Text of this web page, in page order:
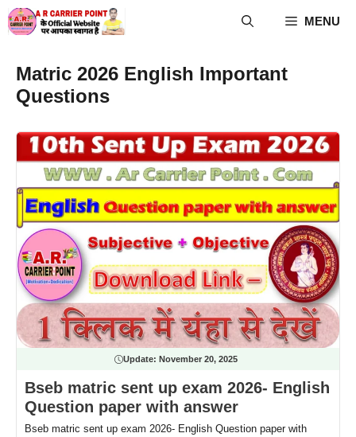
Skip
to
MENU
Matric 2026 English Important
Questions
Update: November 20, 2025
Bseb matric sent up exam 2026- English
Question paper with answer
Bseb matric sent up exam 2026- English Question paper with